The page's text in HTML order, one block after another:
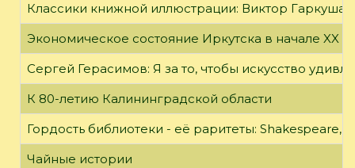
Классики книжной иллюстрации: Виктор Гаркуша
Экономическое состояние Иркутска в начале XX
Сергей Герасимов: Я за то, чтобы искусство
К 80-летию Калининградской области
Гордость библиотеки - её раритеты: Shakespeare,
Чайные истории